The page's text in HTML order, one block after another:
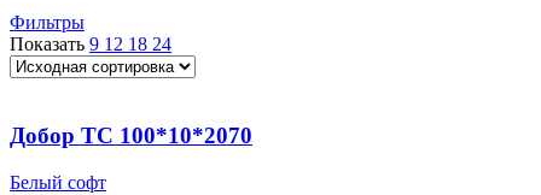
Фильтры
Показать 9 12 18 24
Добор ТС 100*10*2070
Белый софт